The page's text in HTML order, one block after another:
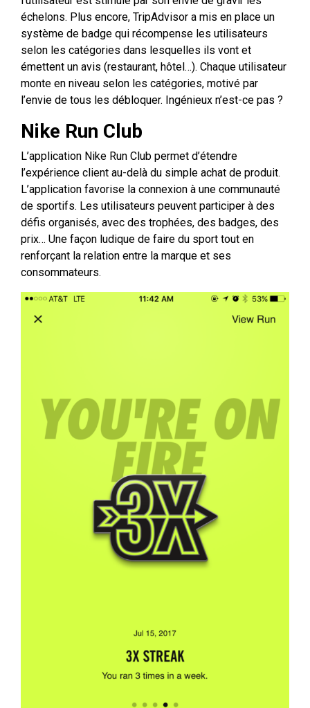
échelons. Plus encore, TripAdvisor a mis en place un
système de badge qui récompense les utilisateurs
selon les catégories dans lesquelles ils vont et
émettent un avis (restaurant, hôtel…). Chaque utilisateur
monte en niveau selon les catégories, motivé par
l’envie de tous les débloquer. Ingénieux n’est-ce pas ?
Nike Run Club
L’application Nike Run Club permet d’étendre
l’expérience client au-delà du simple achat de produit.
L’application favorise la connexion à une communauté
de sportifs. Les utilisateurs peuvent participer à des
défis organisés, avec des trophées, des badges, des
prix… Une façon ludique de faire du sport tout en
renforçant la relation entre la marque et ses
consommateurs.